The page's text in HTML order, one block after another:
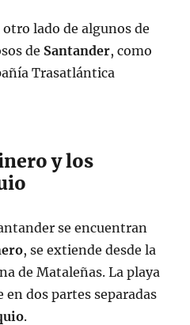
otro lado de algunos de
de Santander, como
Trasatlántica
y los
se encuentran
, se extiende desde la
de Mataleñas. La playa
dos partes separadas
.